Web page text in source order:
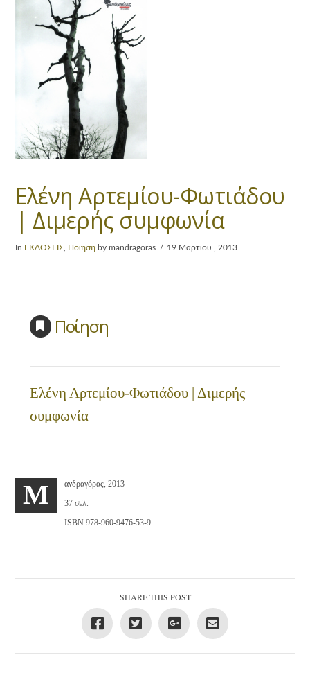
Ελένη Αρτεμίου-Φωτιάδου
| Διμερής συμφωνία
In ΕΚΔΟΣΕΙΣ Ποίηση by mandragoras 19 Μαρτίου , 2013
Ποίηση
Ελένη Αρτεμίου-Φωτιάδου | Διμερής
συμφωνία
M
ανδραγόρας, 2013
37 σελ.
ISBN 978-960-9476-53-9
SHARE THIS POST